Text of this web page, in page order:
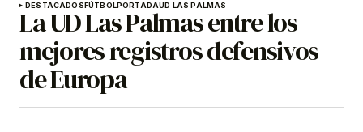
DESTACADOSFÚTBOLPORTADAUD LAS PALMAS
La UD Las Palmas entre los
mejores registros defensivos
de Europa